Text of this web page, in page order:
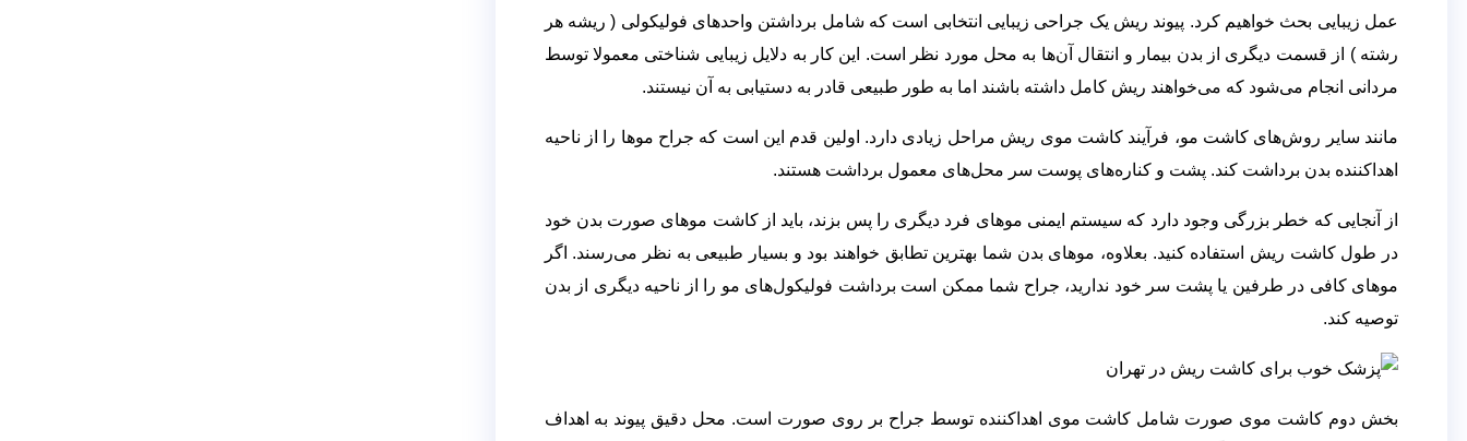
عمل زیبایی بحث خواهیم کرد. پیوند ریش یک جراحی زیبایی انتخابی است که شامل برداشتن واحدهای فولیکولی ( ریشه هر
رشته ) از قسمت دیگری از بدن بیمار و انتقال آن‌ها به محل مورد نظر است. این کار به دلایل زیبایی شناختی معمولا توسط
مردانی انجام می‌شود که می‌خواهند ریش کامل داشته باشند اما به طور طبیعی قادر به دستیابی به آن نیستند.
مانند سایر روش‌های کاشت مو، فرآیند کاشت موی ریش مراحل زیادی دارد. اولین قدم این است که جراح موها را از ناحیه
اهداکننده بدن برداشت کند. پشت و کناره‌های پوست سر محل‌های معمول برداشت هستند.
از آنجایی که خطر بزرگی وجود دارد که سیستم ایمنی موهای فرد دیگری را پس بزند، باید از کاشت موهای صورت بدن خود
در طول کاشت ریش استفاده کنید. بعلاوه، موهای بدن شما بهترین تطابق خواهند بود و بسیار طبیعی به نظر می‌رسند. اگر
موهای کافی در طرفین یا پشت سر خود ندارید، جراح شما ممکن است برداشت فولیکول‌های مو را از ناحیه دیگری از بدن
توصیه کند.
بخش دوم کاشت موی صورت شامل کاشت موی اهداکننده توسط جراح بر روی صورت است. محل دقیق پیوند به اهداف